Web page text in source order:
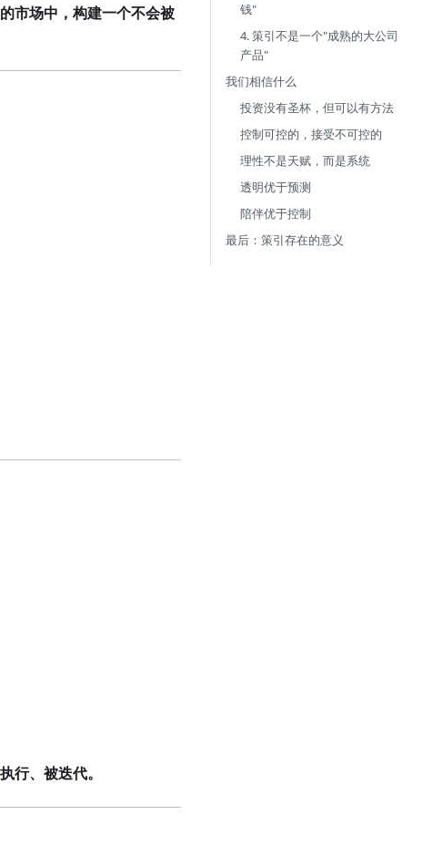
市场中，构建一个不会被
行、被迭代。
钱"
4. 策引不是一个"成熟的大公司
产品"
我们相信什么
投资没有圣杯，但可以有方法
控制可控的，接受不可控的
理性不是天赋，而是系统
透明优于预测
陪伴优于控制
最后：策引存在的意义